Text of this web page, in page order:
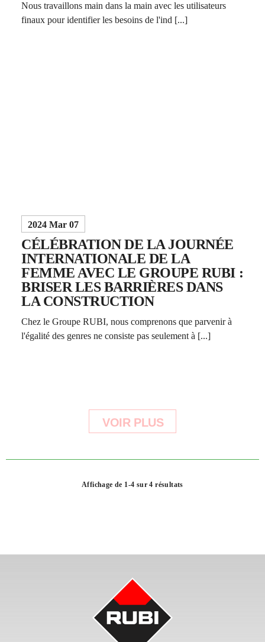
Nous travaillons main dans la main avec les utilisateurs
finaux pour identifier les besoins de l'ind [...]
2024 Mar 07
CÉLÉBRATION DE LA JOURNÉE
INTERNATIONALE DE LA
FEMME AVEC LE GROUPE RUBI :
BRISER LES BARRIÈRES DANS
LA CONSTRUCTION
Chez le Groupe RUBI, nous comprenons que parvenir à
l'égalité des genres ne consiste pas seulement à [...]
VOIR PLUS
Affichage de 1-4 sur 4 résultats